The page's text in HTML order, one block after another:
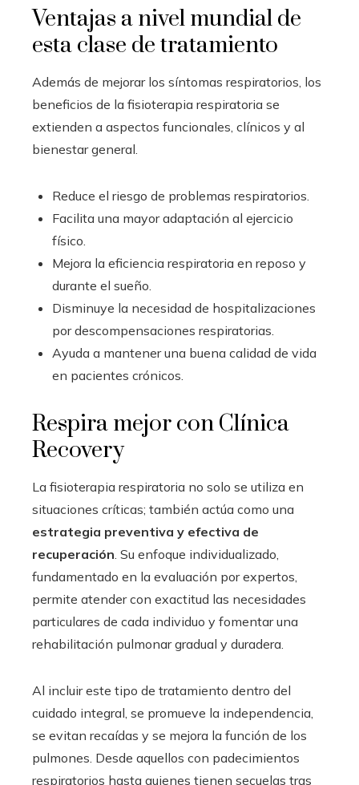
Ventajas a nivel mundial de
esta clase de tratamiento
Además de mejorar los síntomas respiratorios, los
beneficios de la fisioterapia respiratoria se
extienden a aspectos funcionales, clínicos y al
bienestar general.
Reduce el riesgo de problemas respiratorios.
Facilita una mayor adaptación al ejercicio
físico.
Mejora la eficiencia respiratoria en reposo y
durante el sueño.
Disminuye la necesidad de hospitalizaciones
por descompensaciones respiratorias.
Ayuda a mantener una buena calidad de vida
en pacientes crónicos.
Respira mejor con Clínica
Recovery
La fisioterapia respiratoria no solo se utiliza en
situaciones críticas; también actúa como una
estrategia preventiva y efectiva de
recuperación. Su enfoque individualizado,
fundamentado en la evaluación por expertos,
permite atender con exactitud las necesidades
particulares de cada individuo y fomentar una
rehabilitación pulmonar gradual y duradera.
Al incluir este tipo de tratamiento dentro del
cuidado integral, se promueve la independencia,
se evitan recaídas y se mejora la función de los
pulmones. Desde aquellos con padecimientos
respiratorios hasta quienes tienen secuelas tras